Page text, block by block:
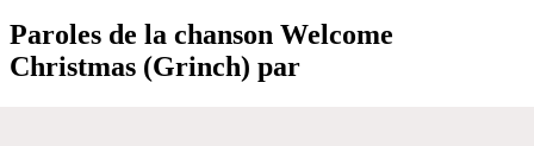
Paroles de la chanson Welcome
Christmas (Grinch) par